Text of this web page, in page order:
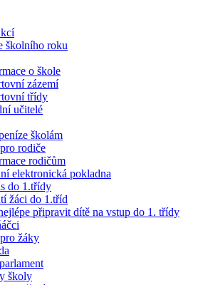
školního roku
o škole
zázemí
třídy
učitelé
školám
rodiče
rodičům
elektronická pokladna
do 1.třídy
žáci do 1.tříd
připravit dítě na vstup do 1. třídy
žáky
školy